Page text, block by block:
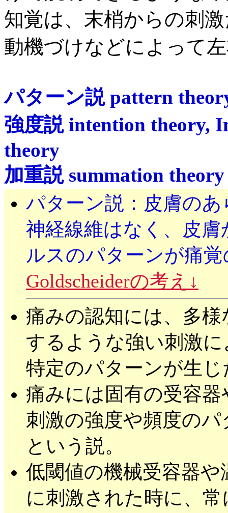
知覚は、末梢からの刺
動機づけなどによって
パターン説 pattern
強度説 intention theory,
theory
加重説 summation theory
パターン説：皮膚の
神経線維はなく、皮
ルスのパターンが痛
Goldscheiderの考え ↓
痛みの認知には、多
するような強い刺激
特定のパターンが生
痛みには固有の受容
刺激の強度や頻度の
という説。
低閾値の機械受容器
に刺激された時に、